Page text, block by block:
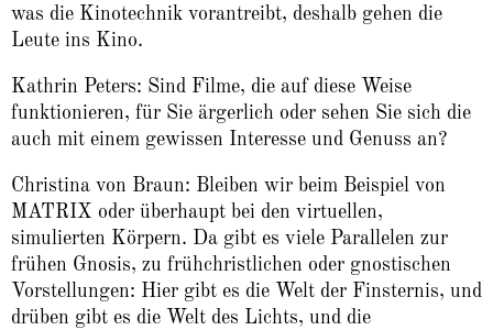
was die Kinotechnik vorantreibt, deshalb gehen die
Leute ins Kino.
Kathrin Peters: Sind Filme, die auf diese Weise
funktionieren, für Sie ärgerlich oder sehen Sie sich die
auch mit einem gewissen Interesse und Genuss an?
Christina von Braun: Bleiben wir beim Beispiel von
MATRIX oder überhaupt bei den virtuellen,
simulierten Körpern. Da gibt es viele Parallelen zur
frühen Gnosis, zu frühchristlichen oder gnostischen
Vorstellungen: Hier gibt es die Welt der Finsternis, und
drüben gibt es die Welt des Lichts, und die